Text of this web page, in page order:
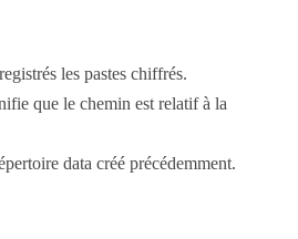
les pastes chiffrés.
que le chemin est relatif à la
data créé précédemment.